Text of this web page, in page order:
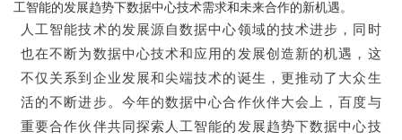
工智能的发展趋势下数据中心技术需求和未来合作的新机遇。
人工智能技术的发展源自数据中心领域的技术进步，同时
也在不断为数据中心技术和应用的发展创造新的机遇，这
不仅关系到企业发展和尖端技术的诞生，更推动了大众生
活的不断进步。今年的数据中心合作伙伴大会上，百度与
重要合作伙伴共同探索人工智能的发展趋势下数据中心技